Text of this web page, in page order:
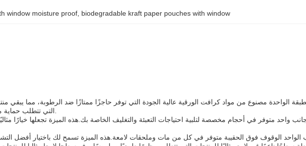
window moisture proof biodegradable kraft paper pouches with window
الواحدة مصنوع من مواد كرافت الورقية عالية الجودة التي توفر حاجزًا ممتازًا ضد الرطوبة، مما يبقي
متوفر في أحجام مخصصة لتلبية احتياجات التعبئة والتغليف الخاصة بك.هذه الميزة تجعلها خيارًا
الوقوف فوق الحقيبة متوفر في كل من مات وملحقات لامعة.هذه الميزة تسمح لك باختيار أفضل